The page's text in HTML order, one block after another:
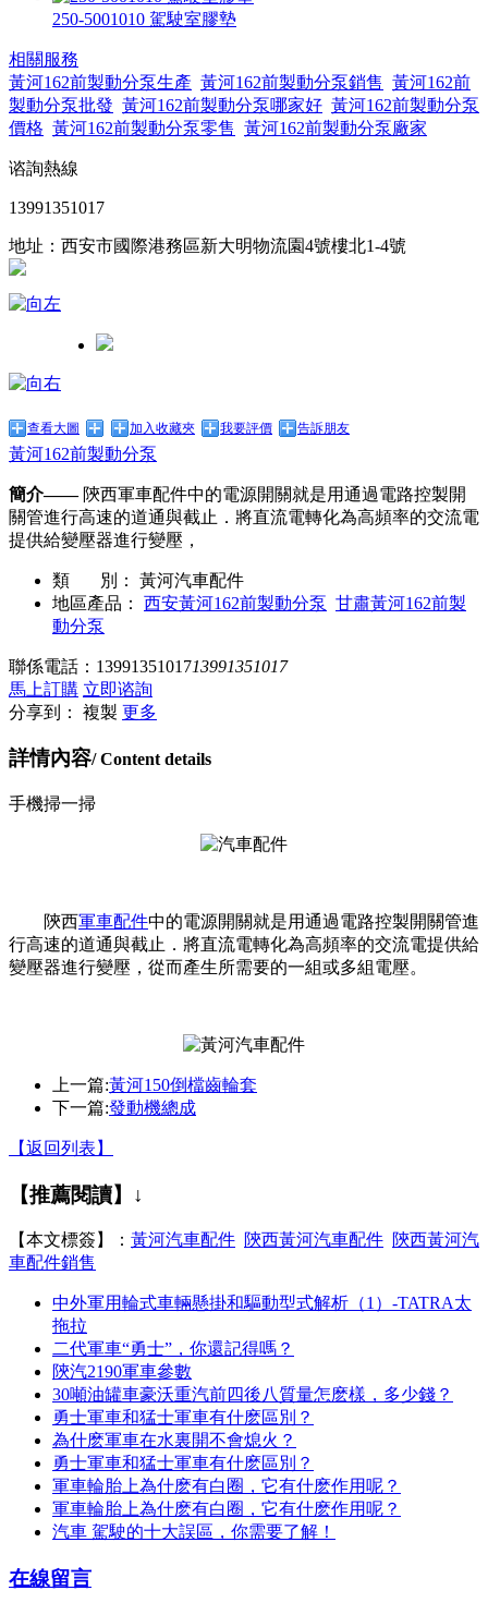
250-5001010 駕駛室膠墊
相關服務
黃河162前製動分泵生產 黃河162前製動分泵銷售 黃河162前
製動分泵批發 黃河162前製動分泵哪家好 黃河162前製動分泵
價格 黃河162前製動分泵零售 黃河162前製動分泵廠家
谘詢熱線
13991351017
地址：西安市國際港務區新大明物流園4號樓北1-4號
查看大圖 加入收藏夾 我要評價 告訴朋友
黃河162前製動分泵
簡介——陝西軍車配件中的電源開關就是用通過電路控製開
關管進行高速的道通與截止．將直流電轉化為高頻率的交流電
提供給變壓器進行變壓，
類 別：
黃河汽車配件
地區產品：
西安黃河162前製動分泵 甘肅黃河162前製
動分泵
聯係電話： 1399135101713991351017
馬上訂購 立即谘詢
分享到：
複製 更多
詳情內容/ Content details
手機掃一掃
陝西軍車配件中的電源開關就是用通過電路控製開關管進
行高速的道通與截止．將直流電轉化為高頻率的交流電提供給
變壓器進行變壓，從而產生所需要的一組或多組電壓。
上一篇:黃河150倒檔齒輪套
下一篇:發動機總成
【返回列表】
【推薦閱讀】↓
【本文標簽】： 黃河汽車配件 陝西黃河汽車配件 陝西黃河汽
車配件銷售
中外軍用輪式車輛懸掛和驅動型式解析（1）-TATRA太
拖拉
二代軍車“勇士”，你還記得嗎？
陝汽2190軍車參數
30噸油罐車豪沃重汽前四後八質量怎麽樣，多少錢？
勇士軍車和猛士軍車有什麽區別？
為什麽軍車在水裏開不會熄火？
勇士軍車和猛士軍車有什麽區別？
軍車輪胎上為什麽有白圈，它有什麽作用呢？
軍車輪胎上為什麽有白圈，它有什麽作用呢？
汽車 駕駛的十大誤區，你需要了解！
在線留言